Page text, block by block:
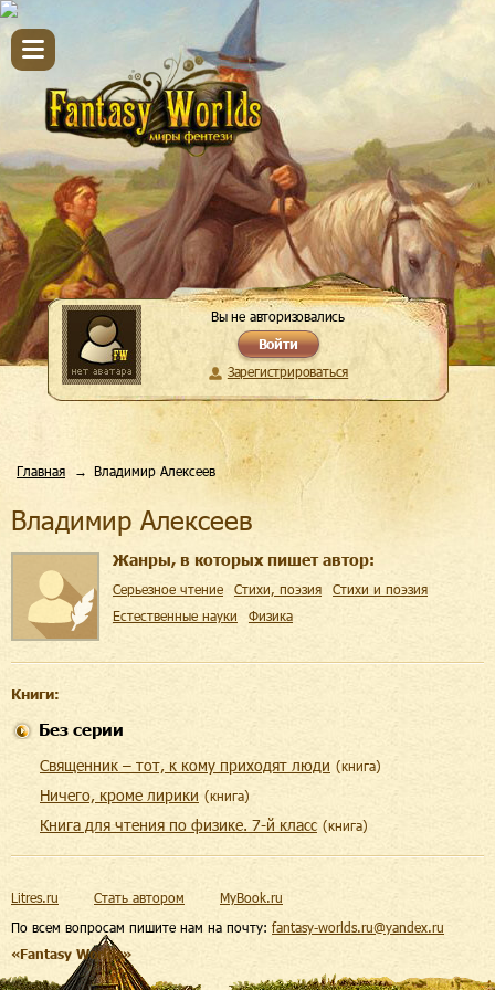
Вы не авторизовались
Войти
Зарегистрироваться
Главная Владимир Алексеев
Владимир Алексеев
Жанры, в которых пишет автор:
Серьезное чтение Cтихи, поэзия
Стихи и поэзия
Естественные науки
Физика
Книги:
Без серии
Священник – тот, к кому приходят люди (книга)
Ничего, кроме лирики (книга)
Книга для чтения по физике. 7-й класс (книга)
По всем вопросам пишите нам на почту: fantasy-worlds.ru@yandex.ru
«Fantasy Worlds»
Litres.ru Стать автором MyBook.ru